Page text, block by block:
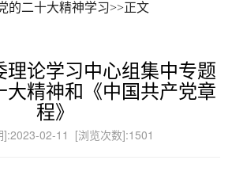
的二十大精神学习>>正文
理论学习中心组集中专题
大精神和《中国共产党章
程》
]:2023-02-11 [浏览次数]:1501